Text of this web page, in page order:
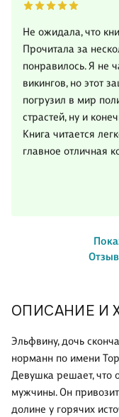
ОПИСАНИЕ И
Эльфвину, дочь
норманн по имени
Девушка решает, что
мужчины. Он
долине у горячих
Не ожидала, что
Прочитала за
понравилось. Я не
викингов, но этот
погрузил в мир
страстей, ну и
Книга читается
главное отличная